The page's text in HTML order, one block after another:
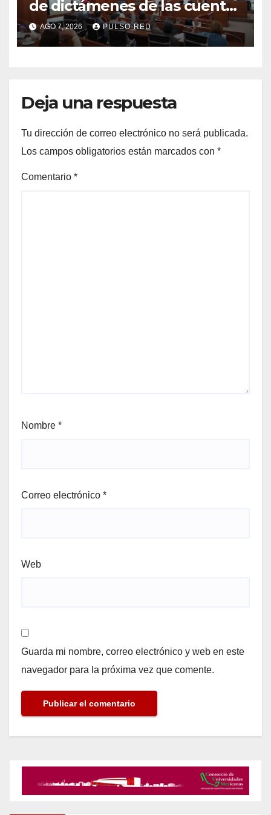
de dictámenes de las cuentas
públicas de entes
fiscalizables del ejercicio
fiscal 2025
AGO 7, 2026 PULSO-RED
Deja una respuesta
Tu dirección de correo electrónico no será publicada.
Los campos obligatorios están marcados con *
Comentario *
Nombre *
Correo electrónico *
Web
Guarda mi nombre, correo electrónico y web en este
navegador para la próxima vez que comente.